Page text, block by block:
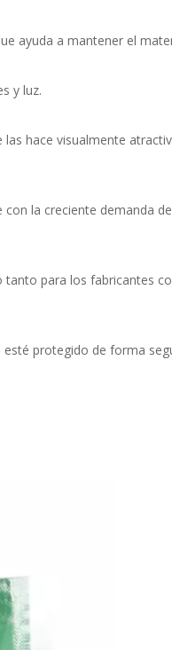
ayuda a mantener el
y luz.
hace visualmente
la creciente demanda
para los fabricantes
protegido de forma